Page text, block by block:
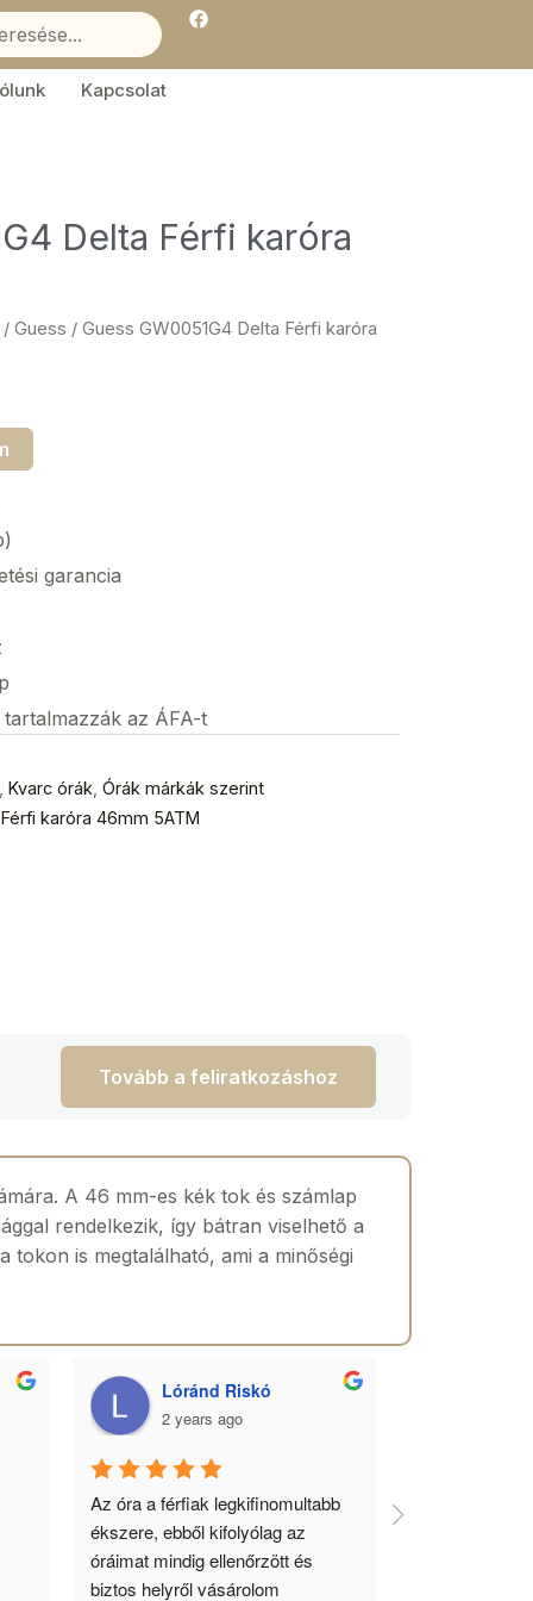
F
a
e
Kapcsolat
Delta Férfi karóra
/ Guess / Guess GW0051G4 Delta Férfi karóra
garancia
az ÁFA-t
Kvarc órák Órák márkák szerint
karóra 46mm 5ATM
Tovább a feliratkozáshoz
A 46 mm-es kék tok és számlap
rendelkezik, így bátran viselhető a
tokon is megtalálható, ami a minőségi
Lóránd Riskó
2 years ago
Az óra a férfiak legkifinomultabb
ékszere, ebből kifolyólag az
óráimat mindig ellenőrzött és
biztos helyről vásárolom